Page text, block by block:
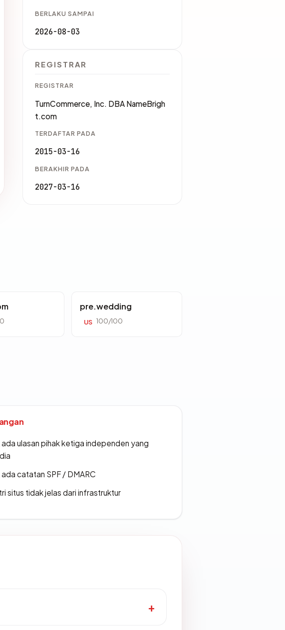
BERLAKU SAMPAI
2026-08-03
REGISTRAR
REGISTRAR
TurnCommerce, Inc. DBA NameBrigh
t.com
TERDAFTAR PADA
2015-03-16
BERAKHIR PADA
2027-03-16
pre.wedding
US 100/100
ada ulasan pihak ketiga independen yang
catatan SPF / DMARC
situs tidak jelas dari infrastruktur